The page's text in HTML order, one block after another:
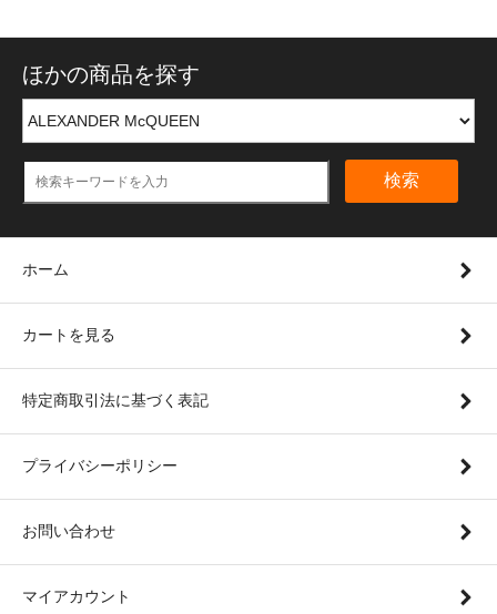
ほかの商品を探す
検索
ホーム
カートを見る
特定商取引法に基づく表記
プライバシーポリシー
お問い合わせ
マイアカウント